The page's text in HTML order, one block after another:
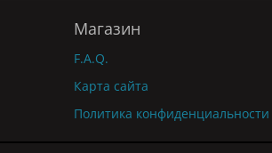
Магазин
F.A.Q.
Карта сайта
Политика конфиденциальности